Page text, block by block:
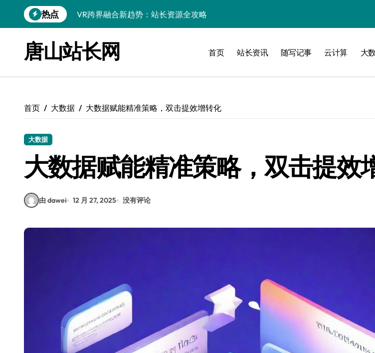
到
热点
VR跨界融合新趋势：站长资源全攻略
云计算弹性架构：智能资源调配揭秘
数据驱动传媒革新：交互优化实战解析
数据驱动下的传媒生态量子跃迁
数据驱动创新：科技赋能传媒增长
云安全护航传媒数据新趋势
唐山站长网 首页 站长资讯 随写记事 云计算 大
首页 大数据 大数据赋能精准策略，双击提效增转化
大数据
大数据赋能精准策略，双击提效
由 dawei 12 月 27, 2025 没有评论